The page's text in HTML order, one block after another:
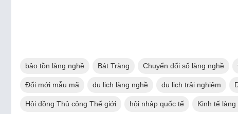
bảo tồn làng nghề Bát Tràng Chuyển đổi số làng nghề
Đổi mới mẫu mã du lịch làng nghề du lịch trải nghiệm
Hội đồng Thủ công Thế giới hội nhập quốc tế Kinh tế làng